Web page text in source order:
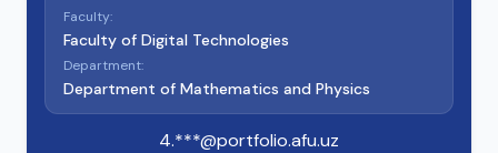
Faculty:
Faculty of Digital Technologies
Department:
Department of Mathematics and Physics
4.***@portfolio.afu.uz